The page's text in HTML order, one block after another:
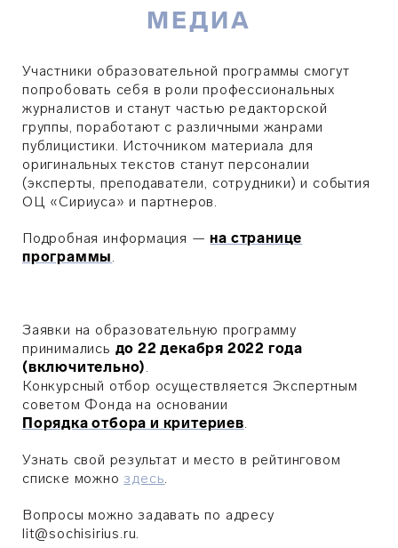
МЕДИА
Участники образовательной программы смогут
попробовать себя в роли профессиональных
журналистов и станут частью редакторской
группы, поработают с различными жанрами
публицистики. Источником материала для
оригинальных текстов станут персоналии
(эксперты, преподаватели, сотрудники) и события
ОЦ «Сириуса» и партнеров.
Подробная информация — на странице
программы.
Заявки на образовательную программу
принимались до 22 декабря 2022 года
(включительно).
Конкурсный отбор осуществляется Экспертным
советом Фонда на основании
Порядка отбора и критериев.
Узнать свой результат и место в рейтинговом
списке можно здесь.
Вопросы можно задавать по адресу
lit@sochisirius.ru.